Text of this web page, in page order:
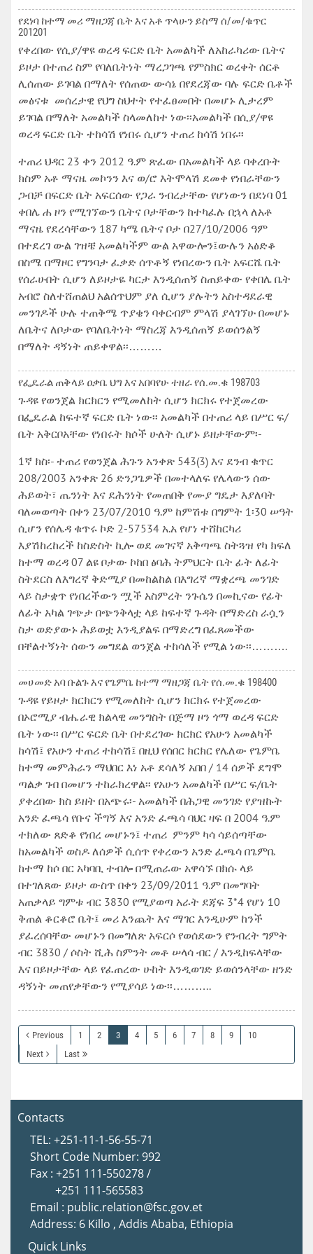
የደነባ ከተማ መሪ ማዘጋጃ ቤት እና አቶ ጥላሁን ይስማ ሰ/መ/ቁጥር
201201
የቀረበው የሲያ/ዋዩ ወረዳ ፍርድ ቤት አመልካች ለአከራካሪው ቤትና
ይዞታ በተጠሪ ስም የባለቤትነት ማረጋገጫ የምስክር ወረቀት ሰርቶ
ሊሰጠው ይገባል በማለት የሰጠው ውሳኔ በየደረጃው ባሉ ፍርድ ቤቶች
መፅናቱ መሰረታዊ የህግ ስህተት የተፈፀመበት በመሆኑ ሊታረም
ይገባል በማለት አመልካች ስላመለከተ ነው፡፡አመልካች በሲያ/ዋዩ
ወረዳ ፍርድ ቤት ተከሳሽ የነበሩ ሲሆን ተጠሪ ከሳሽ ነበሩ፡፡
ተጠሪ ህዳር 23 ቀን 2012 ዓ.ም ጽፈው በአመልካች ላይ ባቀረቡት
ክስም አቶ ማናዜ መኮንን እና ወ/ሮ እትሞላሽ ደመቀ የነበራቸውን
ጋብቻ በፍርድ ቤት አፍርሰው የጋራ ንብረታቸው የሆነውን በደነባ 01
ቀበሌ ሐ ዞን የሚገኘውን ቤትና ቦታቸውን ከተካፈሉ በኋላ ለአቶ
ማናዜ የደረሳቸውን 187 ካሜ ቤትና ቦታ በ27/10/2006 ዓም
በተደረገ ውል ገዝቼ አመልካችም ውል አዋውሎን፤ውሉን አፅድቆ
በስሜ በማዞር የግንባታ ፈቃድ ሰጥቶኝ የነበረውን ቤት አፍርሼ ቤት
የሰራሁበት ሲሆን ለይዞታዬ ካርታ እንዲሰጠኝ ስጠይቀው የቀበሌ ቤት
አብሮ ስለተሸጠልህ አልሰጥህም ያለ ሲሆን ያሉትን አስተዳደራዊ
መንገዶች ሁሉ ተጠቅሜ ጥያቄን ባቀርብም ምላሽ ያላገኘሁ በመሆኑ
ለቤትና ለቦታው የባለቤትነት ማስረጃ እንዲሰጠኝ ይወሰንልኝ
በማለት ዳኝነት ጠይቀዋል፡፡………
የፌዴራል ጠቅላይ ዐቃቤ ህግ እና አበባየሁ ተዘራ የሰ.መ.ቁ 198703
ጉዳዩ የወንጀል ክርክርን የሚመለከት ሲሆን ክርክሩ የተጀመረው
በፌዴራል ከፍተኛ ፍርድ ቤት ነው፡፡ አመልካች በተጠሪ ላይ በሥር ፍ/
ቤት አቅርቦአቸው የነበሩት ክሶች ሁለት ሲሆኑ ይዘታቸውም፡-
1ኛ ክስ፡- ተጠሪ የወንጀል ሕጉን አንቀጽ 543(3) እና ደንብ ቁጥር
208/2003 አንቀጽ 26 ድንጋጌዎች በመተላለፍ የሌላውን ሰው
ሕይወት፣ ጤንነት እና ደሕንነት የመጠበቅ የሙያ ግዴታ እያለባት
ባለመወጣት በቀን 23/07/2010 ዓ.ም ከምሽቱ በግምት 1፡30 ሠዓት
ሲሆን የሰሌዳ ቁጥሩ ኮድ 2-57534 አ.አ የሆነ ተሸከርካሪ
እያሽከረከረች ከስድስት ኪሎ ወደ መገናኛ አቅጣጫ ስትጓዝ የካ ክፍለ
ከተማ ወረዳ 07 ልዩ ቦታው ኮከበ ፅባሕ ትምህርት ቤት ፊት ለፊት
ስትደርስ ለእግረኛ ቅድሚያ በመከልከል በእግረኛ ማቋረጫ መንገድ
ላይ ስታቋጥ የነበረችውን ሟች አስምረት ንጉሴን በመኪናው የፊት
ለፊት አካል ገጭታ በጭንቅላቷ ላይ ከፍተኛ ጉዳት በማድረስ ራሷን
ስታ ወድያውኑ ሕይወቷ እንዲያልፍ በማድረግ በፈጸመችው
በቸልተኝነት ሰውን መግደል ወንጀል ተከሳለች የሚል ነው፡፡……….
መሀመድ አባ ቡልጉ እና የጌምቤ ከተማ ማዘጋጃ ቤት የሰ.መ.ቁ 198400
ጉዳዩ የይዞታ ክርክርን የሚመለከት ሲሆን ክርክሩ የተጀመረው
በኦሮሚያ ብሔራዊ ክልላዊ መንግስት በጅማ ዞን ጎማ ወረዳ ፍርድ
ቤት ነው፡፡ በሥር ፍርድ ቤት በተደረገው ክርክር የአሁን አመልካች
ከሳሽ፤ የአሁን ተጠሪ ተከሳሽ፤ በዚህ የሰበር ክርክር የሌለው የጌምቤ
ከተማ መምሕራን ማህበር እነ አቶ ደሳለኝ አበበ / 14 ሰዎች ደግሞ
ጣልቃ ገብ በመሆን ተከራክረዋል፡፡ የአሁን አመልካች በሥር ፍ/ቤት
ያቀረበው ክስ ይዘት በአጭሩ፡- አመልካች በሕጋዊ መንገድ የያዝኩት
አንድ ፈጫሳ የቡና ችግኝ እና አንድ ፈጫሳ ባህር ዛፍ በ 2004 ዓ.ም
ተክለው ጸድቆ የነበረ መሆኑን፤ ተጠሪ ምንም ካሳ ሳይሰጣቸው
ከአመልካች ወስዶ ለሰዎች ሲሰጥ የቀረውን አንድ ፈጫሳ በጌምቤ
ከተማ ከሶ በር አካባቢ ተብሎ በሚጠራው አዋሳኙ በክሱ ላይ
በተገለጸው ይዞታ ውስጥ በቀን 23/09/2011 ዓ.ም በመግባት
አጠቃላይ ግምቱ ብር 3830 የሚያወጣ አራት ደጃፍ 3*4 የሆነ 10
ቅጠል ቆርቆሮ ቤት፤ መሪ እንጨት እና ማገር እንዲሁም ከንች
ያፈረሰባቸው መሆኑን በመግለጽ አፍርሶ የወሰደውን የንብረት ግምት
ብር 3830 / ሶስት ሺሕ ስምንት መቶ ሠላሳ ብር / እንዲከፍላቸው
እና በይዞታቸው ላይ የፈጠረው ሁከት እንዲወገድ ይወሰንላቸው ዘንድ
ዳኝነት መጠየቃቸውን የሚያሳይ ነው፡፡………..
Previous 1 2 3 4 5 6 7 8 9
10
Next
Last
Contacts
TEL: +251-11-1-56-55-71
Short Code Number: 992
Fax : +251 111-550278 /
+251 111-565583
Email : public.relation@fsc.gov.et
Address: 6 Killo , Addis Ababa, Ethiopia
Quick Links